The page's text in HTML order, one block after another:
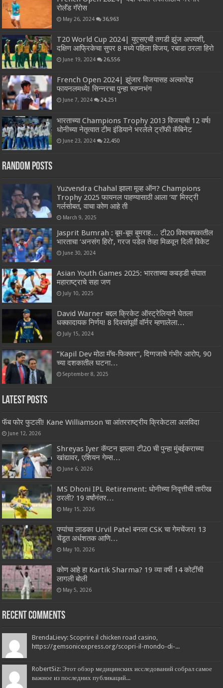
रोलॅंड गॅरोस
May 26, 2024 36,963
T20 World Cup 2024| युएसएची तगडी झुंज अपयशी,
दक्षिण आफ्रिकेचा सुपर 8 मध्ये पहिला विजय, रबाडा ठरला हिरो
June 19, 2024 26,556
French Open 2024| झुंजार विजयासह अल्कारेझ
फायनलमध्ये! सिन्नरचा पुन्हा स्वप्नभंग
June 7, 2024 24,251
भारताच्या Champions Trophy 2013 विजयाची 12 वर्ष!
धोनीच्या नेतृत्वात टीम इंडियाने भरलेले ट्रॉफी कॅबिनेट
June 23, 2024 22,450
Random Posts
Yuzvendra Chahal झाला मूव्ह ऑन? Champions
Trophy 2025 फायनल पाहण्यासाठी आला ‘या’ मिस्ट्री
गर्लसोबत, वाचा कोण आहे ती
March 9, 2025
Jasprit Bumrah : बूम-बूम बुमराह… टी20 विश्वचषकातील
भारताचा ‘अनसंग हिरो’, गरज पडेल तेव्हा मिळवून दिली विकेट
June 30, 2024
Asian Youth Games 2025: भारताच्या कबड्डी संघात
महाराष्ट्राचे सहा जण
July 10, 2025
David Warner बद्दल क्रिकेट ऑस्ट्रेलियाने घेतला
धक्कादायक निर्णय! 8 दिवसांपूर्वी वॉर्नर म्हणालेला…
July 15, 2024
“Kapil Dev मोठा मॅच-फिक्सर”, दिग्गजाचे गंभीर आरोप,‌ 90
च्या दशकातील घटना…
September 8, 2025
Latest Posts
फॅब फोर फुटली! Kane Williamson चा आंतरराष्ट्रीय क्रिकेटला अलविदा
June 12, 2026
Shreyas Iyer कॅप्टन झाला! टी20 ची पुन्हा मुंबईकराच्या
खांद्यावर, एशियन गेम्स…
June 6, 2026
MS Dhoni IPL Retirement: धोनीच्या निवृत्तीची तारीख
ठरली? 19 वर्षांनंतर…
May 15, 2026
पप्पांचा लाडका Urvil Patel बनला CSK चा गेमचेंजर! 13
चेंडूत अर्धशतक आणि…
May 10, 2026
कोण आहे हा Kartik Sharma? 19 व्या वर्षी 14 कोटींची
लागली बोली
May 5, 2026
Recent Comments
BrendaLievy: Scoprire il chicken road casino,
https://gemsonicexpress.org/scopri-il-mondo-di-...
RobertSiz: Этот обзор медицинских исследований собрал самое
важное из последних публикаций...